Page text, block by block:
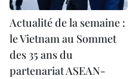
Actualité de la semaine :
le Vietnam au Sommet
des 35 ans du
partenariat ASEAN-